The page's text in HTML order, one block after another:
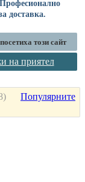
доставка.
този сайт
на приятел
) Популярните